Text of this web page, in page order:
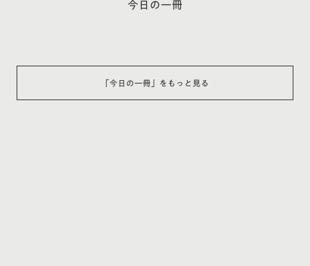
今日の一冊
「今日の一冊 」をもっと見る